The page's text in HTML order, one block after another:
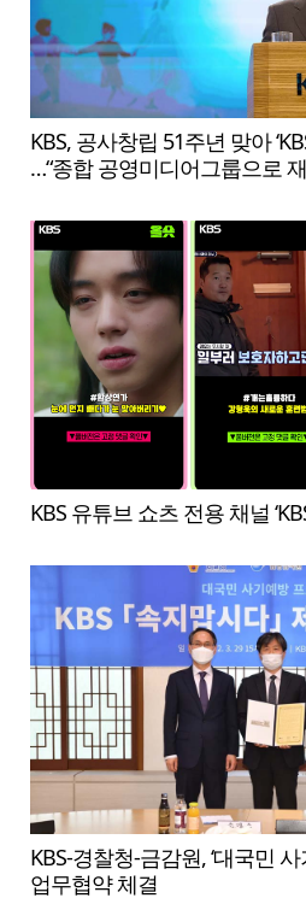
KBS, 공사창립 51주년 맞아
…“종합 공영미디어그룹으로
KBS 유튜브 쇼츠 전용 채널
KBS-경찰청-금감원, ‘대국민
업무협약 체결